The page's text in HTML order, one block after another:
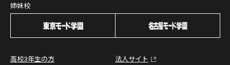
姉妹校
高校3年生の方
法人サイト